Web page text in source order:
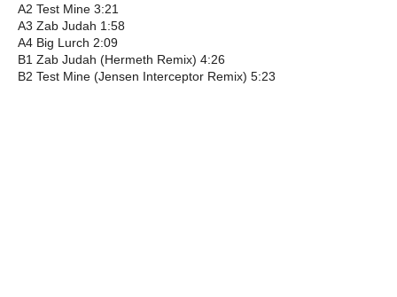
A2 Test Mine 3:21
A3 Zab Judah 1:58
A4 Big Lurch 2:09
B1 Zab Judah (Hermeth Remix) 4:26
B2 Test Mine (Jensen Interceptor Remix) 5:23